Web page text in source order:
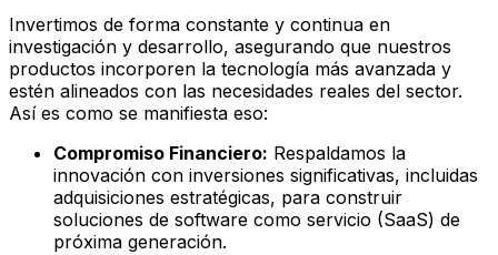
Invertimos de forma constante y continua en
investigación y desarrollo, asegurando que nuestros
productos incorporen la tecnología más avanzada y
estén alineados con las necesidades reales del sector.
Así es como se manifiesta eso:
Compromiso Financiero: Respaldamos la
innovación con inversiones significativas, incluidas
adquisiciones estratégicas, para construir
soluciones de software como servicio (SaaS) de
próxima generación.